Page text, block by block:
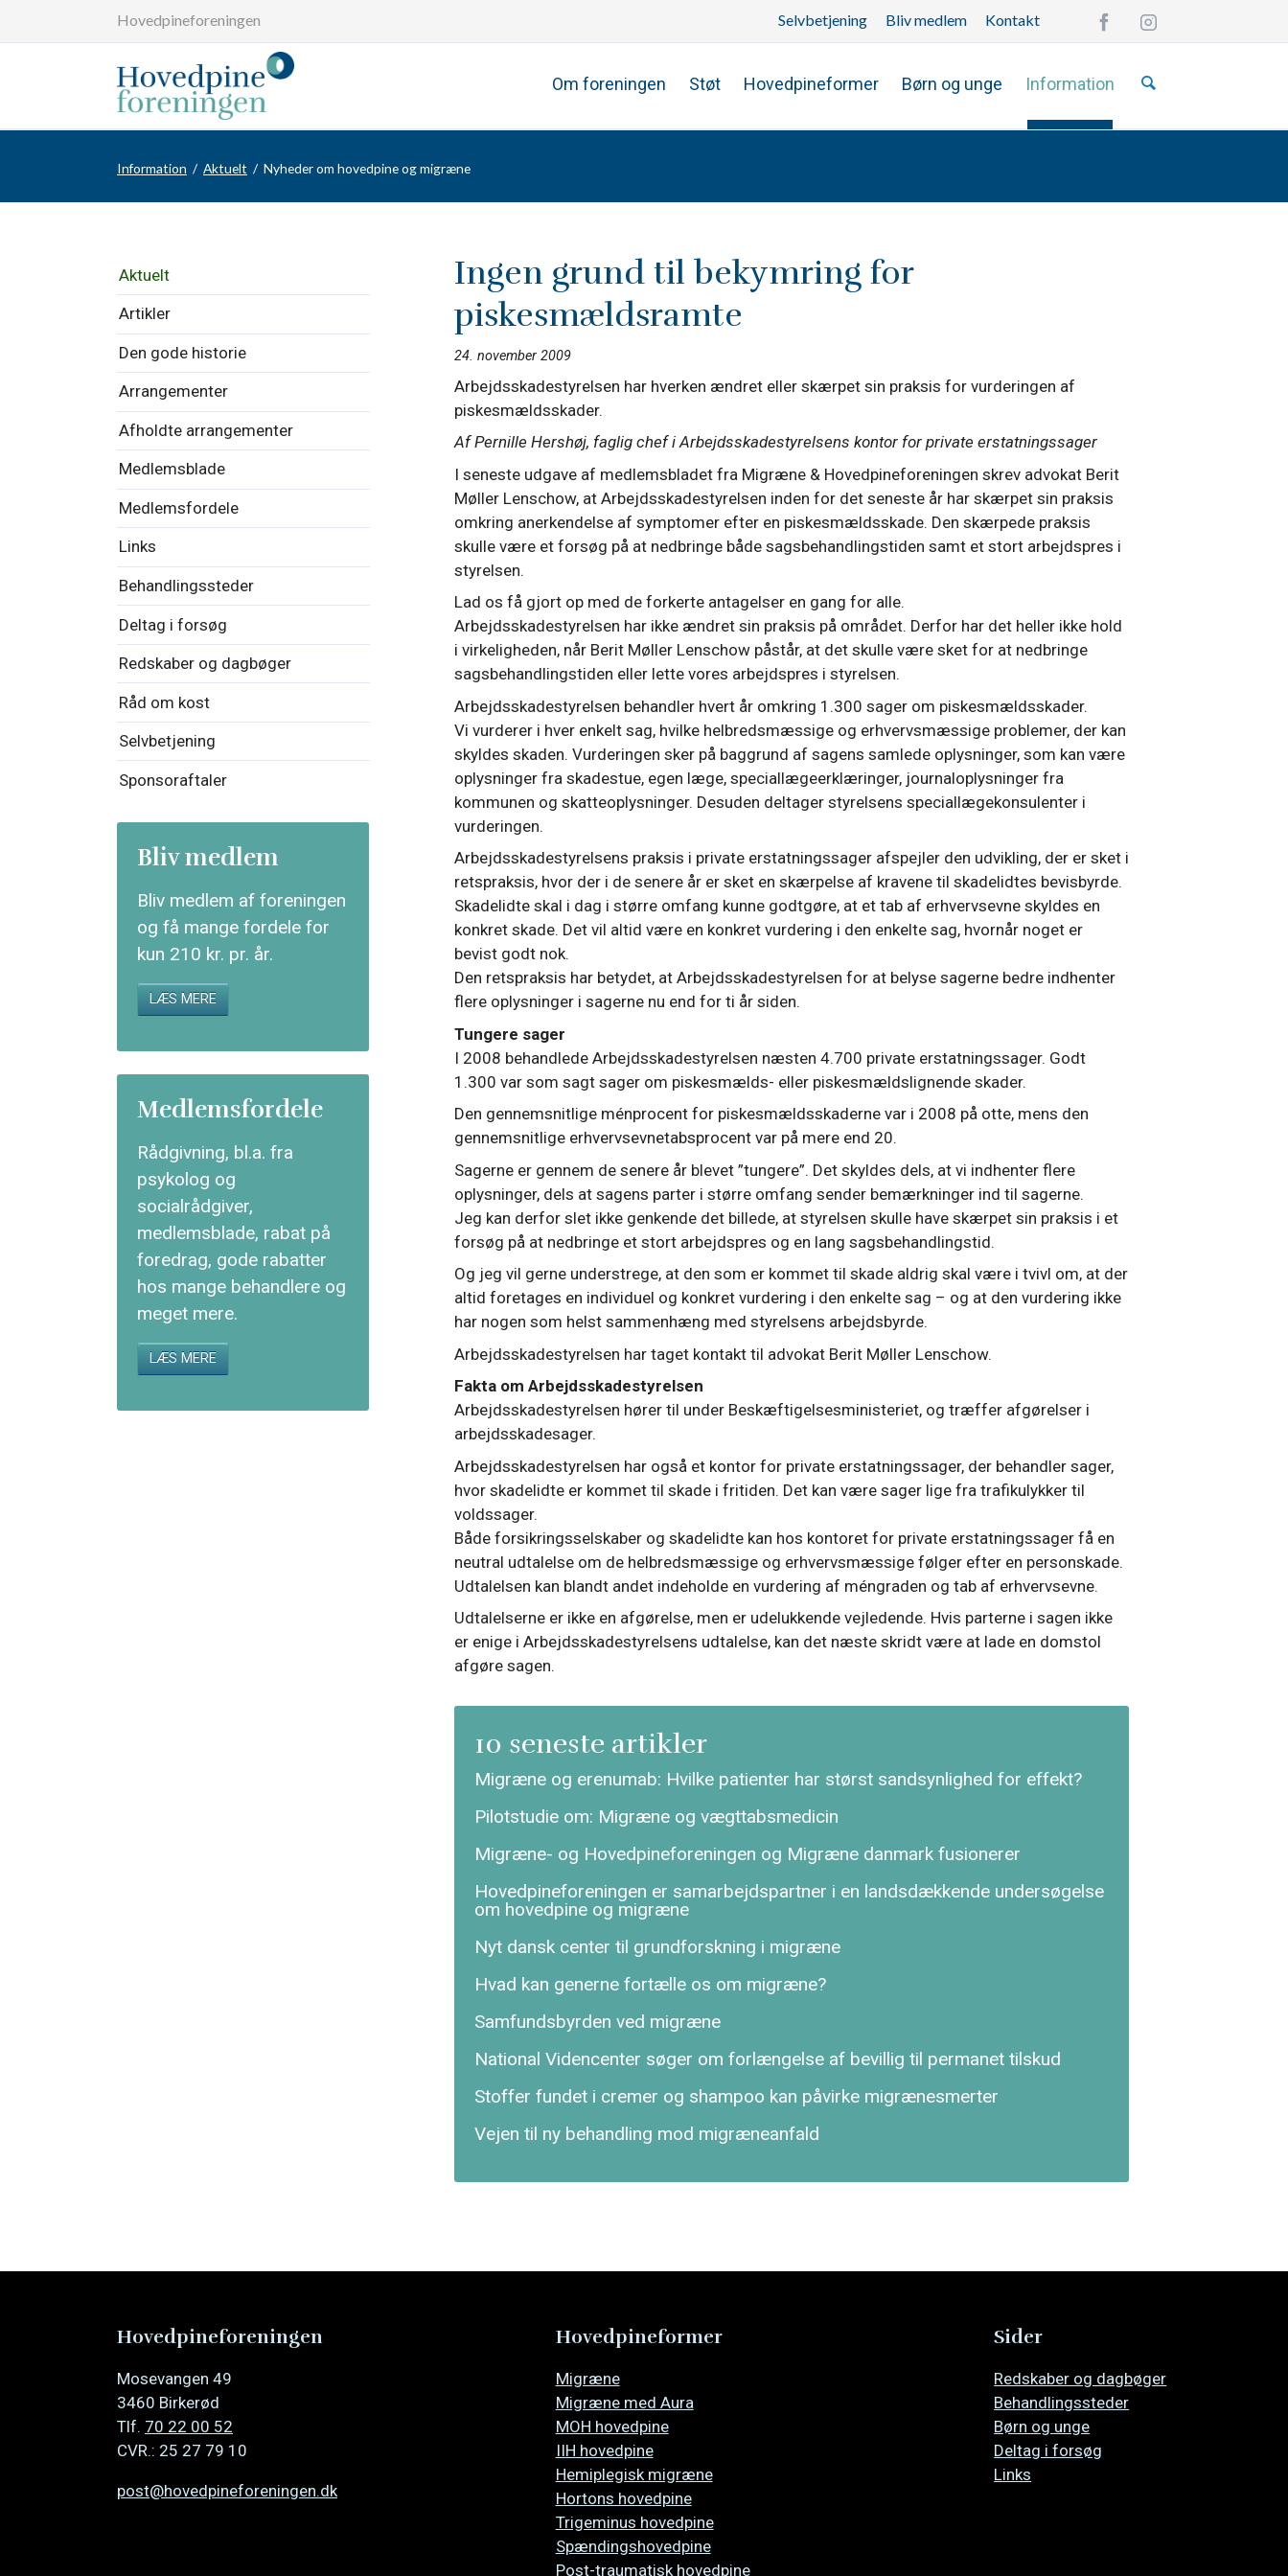
Hovedpineforeningen Selvbetjening Bliv medlem Kontakt
navigationen
Om foreningen Støt Hovedpineformer Børn og unge Information
Information Aktuelt Nyheder om hovedpine og migræne
Ingen grund til bekymring for
piskesmældsramte
24. november 2009
Arbejdsskadestyrelsen har hverken ændret eller skærpet sin praksis for vurderingen af
piskesmældsskader.
Af Pernille Hershøj, faglig chef i Arbejdsskadestyrelsens kontor for private erstatningssager
I seneste udgave af medlemsbladet fra Migræne & Hovedpineforeningen skrev advokat Berit
Møller Lenschow, at Arbejdsskadestyrelsen inden for det seneste år har skærpet sin praksis
omkring anerkendelse af symptomer efter en piskesmældsskade. Den skærpede praksis
skulle være et forsøg på at nedbringe både sagsbehandlingstiden samt et stort arbejdspres i
styrelsen.
Lad os få gjort op med de forkerte antagelser en gang for alle.
Arbejdsskadestyrelsen har ikke ændret sin praksis på området. Derfor har det heller ikke hold
i virkeligheden, når Berit Møller Lenschow påstår, at det skulle være sket for at nedbringe
sagsbehandlingstiden eller lette vores arbejdspres i styrelsen.
Arbejdsskadestyrelsen behandler hvert år omkring 1.300 sager om piskesmældsskader.
Vi vurderer i hver enkelt sag, hvilke helbredsmæssige og erhvervsmæssige problemer, der kan
skyldes skaden. Vurderingen sker på baggrund af sagens samlede oplysninger, som kan være
oplysninger fra skadestue, egen læge, speciallægeerklæringer, journaloplysninger fra
kommunen og skatteoplysninger. Desuden deltager styrelsens speciallægekonsulenter i
vurderingen.
Arbejdsskadestyrelsens praksis i private erstatningssager afspejler den udvikling, der er sket i
retspraksis, hvor der i de senere år er sket en skærpelse af kravene til skadelidtes bevisbyrde.
Skadelidte skal i dag i større omfang kunne godtgøre, at et tab af erhvervsevne skyldes en
konkret skade. Det vil altid være en konkret vurdering i den enkelte sag, hvornår noget er
bevist godt nok.
Den retspraksis har betydet, at Arbejdsskadestyrelsen for at belyse sagerne bedre indhenter
flere oplysninger i sagerne nu end for ti år siden.
Tungere sager
I 2008 behandlede Arbejdsskadestyrelsen næsten 4.700 private erstatningssager. Godt
1.300 var som sagt sager om piskesmælds- eller piskesmældslignende skader.
Den gennemsnitlige ménprocent for piskesmældsskaderne var i 2008 på otte, mens den
gennemsnitlige erhvervsevnetabsprocent var på mere end 20.
Sagerne er gennem de senere år blevet ”tungere”. Det skyldes dels, at vi indhenter flere
oplysninger, dels at sagens parter i større omfang sender bemærkninger ind til sagerne.
Jeg kan derfor slet ikke genkende det billede, at styrelsen skulle have skærpet sin praksis i et
forsøg på at nedbringe et stort arbejdspres og en lang sagsbehandlingstid.
Og jeg vil gerne understrege, at den som er kommet til skade aldrig skal være i tvivl om, at der
altid foretages en individuel og konkret vurdering i den enkelte sag – og at den vurdering ikke
har nogen som helst sammenhæng med styrelsens arbejdsbyrde.
Arbejdsskadestyrelsen har taget kontakt til advokat Berit Møller Lenschow.
Fakta om Arbejdsskadestyrelsen
Arbejdsskadestyrelsen hører til under Beskæftigelsesministeriet, og træffer afgørelser i
arbejdsskadesager.
Arbejdsskadestyrelsen har også et kontor for private erstatningssager, der behandler sager,
hvor skadelidte er kommet til skade i fritiden. Det kan være sager lige fra trafikulykker til
voldssager.
Både forsikringsselskaber og skadelidte kan hos kontoret for private erstatningssager få en
neutral udtalelse om de helbredsmæssige og erhvervsmæssige følger efter en personskade.
Udtalelsen kan blandt andet indeholde en vurdering af méngraden og tab af erhvervsevne.
Udtalelserne er ikke en afgørelse, men er udelukkende vejledende. Hvis parterne i sagen ikke
er enige i Arbejdsskadestyrelsens udtalelse, kan det næste skridt være at lade en domstol
afgøre sagen.
10 seneste artikler
Migræne og erenumab: Hvilke patienter har størst sandsynlighed for effekt?
Pilotstudie om: Migræne og vægttabsmedicin
Migræne- og Hovedpineforeningen og Migræne danmark fusionerer
Hovedpineforeningen er samarbejdspartner i en landsdækkende undersøgelse
om hovedpine og migræne
Nyt dansk center til grundforskning i migræne
Hvad kan generne fortælle os om migræne?
Samfundsbyrden ved migræne
National Videncenter søger om forlængelse af bevillig til permanet tilskud
Stoffer fundet i cremer og shampoo kan påvirke migræne­smerter
Vejen til ny behandling mod migræneanfald
Overspring
navigationen
Aktuelt
Artikler
Den gode historie
Arrangementer
Afholdte arrangementer
Medlemsblade
Medlemsfordele
Links
Behandlingssteder
Deltag i forsøg
Redskaber og dagbøger
Råd om kost
Selvbetjening
Sponsoraftaler
Bliv medlem
Bliv medlem af foreningen
og få mange fordele for
kun 210 kr. pr. år.
LÆS MERE
Medlemsfordele
Rådgivning, bl.a. fra
psykolog og
socialrådgiver,
medlemsblade, rabat på
foredrag, gode rabatter
hos mange behandlere og
meget mere.
LÆS MERE
Hovedpineforeningen
Mosevangen 49
3460 Birkerød
Tlf. 70 22 00 52
CVR.: 25 27 79 10
post@hovedpineforeningen.dk
Hovedpineformer
navigationen
Migræne
Migræne med Aura
MOH hovedpine
IIH hovedpine
Hemiplegisk migræne
Hortons hovedpine
Trigeminus hovedpine
Spændingshovedpine
Post-traumatisk hovedpine
Sider
navigationen
Redskaber og dagbøger
Behandlingssteder
Børn og unge
Deltag i forsøg
Links